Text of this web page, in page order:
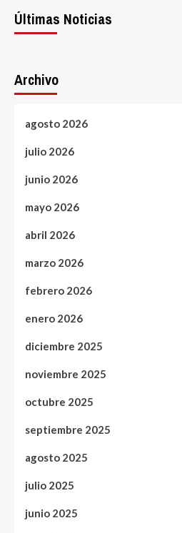
Últimas Noticias
Archivo
agosto 2026
julio 2026
junio 2026
mayo 2026
abril 2026
marzo 2026
febrero 2026
enero 2026
diciembre 2025
noviembre 2025
octubre 2025
septiembre 2025
agosto 2025
julio 2025
junio 2025